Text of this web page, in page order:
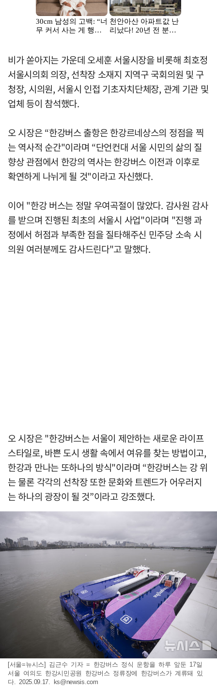
비가 쏟아지는 가운데 오세훈 서울시장을 비롯해 최호정
서울시의회 의장, 선착장 소재지 지역구 국회의원 및 구
청장, 시의원, 서울시 인접 기초자치단체장, 관계 기관 및
업체 등이 참석했다.
오 시장은 “한강버스 출항은 한강르네상스의 정점을 찍
는 역사적 순간"이라며 “단언컨대 서울 시민의 삶의 질
향상 관점에서 한강의 역사는 한강버스 이전과 이후로
확연하게 나뉘게 될 것"이라고 자신했다.
이어 "한강 버스는 정말 우여곡절이 많았다. 감사원 감사
를 받으며 진행된 최초의 서울시 사업"이라며 "진행 과
정에서 허점과 부족한 점을 질타해주신 민주당 소속 시
의원 여러분께도 감사드린다"고 말했다.
오 시장은 "한강버스는 서울이 제안하는 새로운 라이프
스타일로, 바쁜 도시 생활 속에서 여유를 찾는 방법이고,
한강과 만나는 또하나의 방식"이라며 “한강버스는 강 위
는 물론 각각의 선착장 또한 문화와 트렌드가 어우러지
는 하나의 광장이 될 것”이라고 강조했다.
[서울=뉴시스] 김근수 기자 = 한강버스 정식 운항을 하루 앞둔 17일
서울 여의도 한강시민공원 한강버스 정류장에 한강버스가 계류돼 있
다. 2025.09.17.
ks@newsis.com